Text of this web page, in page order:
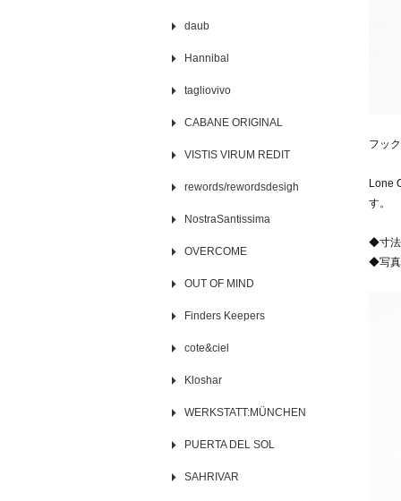
フッ
Lone
す。
◆寸法
◆写真
daub
Hannibal
tagliovivo
CABANE ORIGINAL
VISTIS VIRUM REDIT
rewords/rewordsdesigh
NostraSantissima
OVERCOME
OUT OF MIND
Finders Keepers
cote&ciel
Kloshar
WERKSTATT:MÜNCHEN
PUERTA DEL SOL
SAHRIVAR